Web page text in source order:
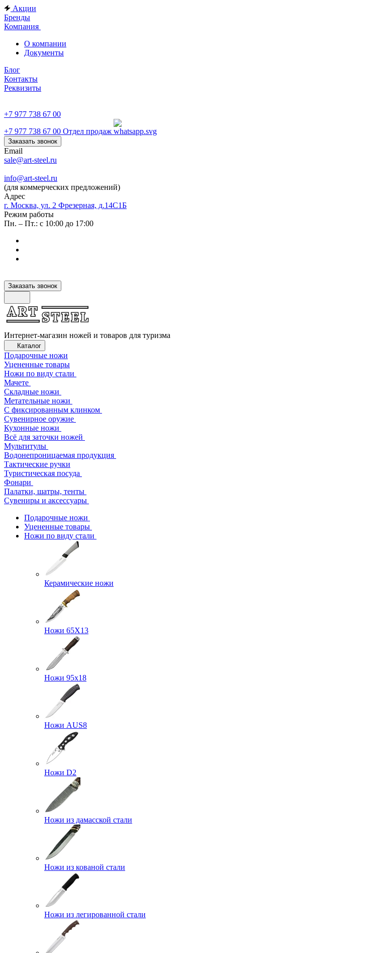
Акции
Бренды
Компания
О компании
Документы
Блог
Контакты
Реквизиты
+7 977 738 67 00
+7 977 738 67 00 Отдел продаж
Заказать звонок
Email
sale@art-steel.ru
info@art-steel.ru
(для коммерческих предложений)
Адрес
г. Москва, ул. 2 Фрезерная, д.14С1Б
Режим работы
Пн. – Пт.: с 10:00 до 17:00
Заказать звонок
Интернет-магазин ножей и товаров для туризма
Каталог
Подарочные ножи
Уцененные товары
Ножи по виду стали
Мачете
Складные ножи
Метательные ножи
С фиксированным клинком
Сувенирное оружие
Кухонные ножи
Всё для заточки ножей
Мультитулы
Водонепроницаемая продукция
Тактические ручки
Туристическая посуда
Фонари
Палатки, шатры, тенты
Сувениры и аксессуары
Подарочные ножи
Уцененные товары
Ножи по виду стали
Керамические ножи
Ножи 65Х13
Ножи 95х18
Ножи AUS8
Ножи D2
Ножи из дамасской стали
Ножи из кованой стали
Ножи из легированной стали